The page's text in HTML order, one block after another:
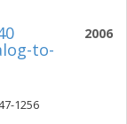
2006
to-
1256